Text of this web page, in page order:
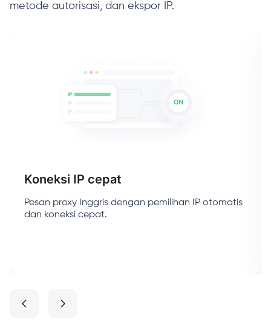
metode autorisasi, dan ekspor IP.
Koneksi IP cepat
Pesan proxy Inggris dengan pemilihan IP otomatis
dan koneksi cepat.